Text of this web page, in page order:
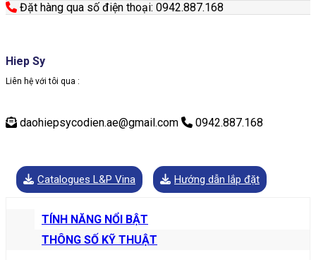
Đặt hàng qua số điện thoại: 0942.887.168
Hiep Sy
Liên hệ với tôi qua :
daohiepsycodien.ae@gmail.com 0942.887.168
Catalogues L&P Vina Hướng dẫn lắp đặt
TÍNH NĂNG NỔI BẬT
THÔNG SỐ KỸ THUẬT